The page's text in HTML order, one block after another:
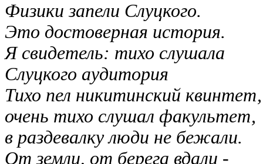
Физики запели Слуцкого.
Это достоверная история.
Я свидетель: тихо слушала
Слуцкого аудитория
Тихо пел никитинский квинтет,
очень тихо слушал факультет,
в раздевалку люди не бежали.
От земли, от берега вдали -